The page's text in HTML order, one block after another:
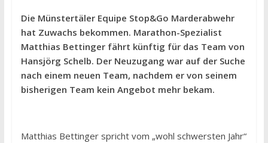
Die Münstertäler Equipe Stop&Go Marderabwehr
hat Zuwachs bekommen. Marathon-Spezialist
Matthias Bettinger fährt künftig für das Team von
Hansjörg Schelb. Der Neuzugang war auf der Suche
nach einem neuen Team, nachdem er von seinem
bisherigen Team kein Angebot mehr bekam.
Matthias Bettinger spricht vom „wohl schwersten Jahr“